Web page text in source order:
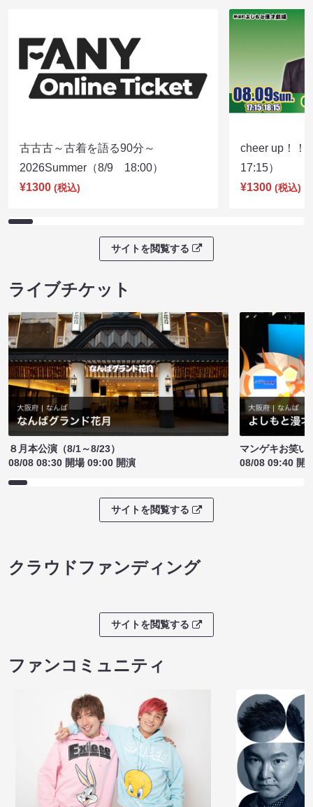
古古古～古着を語る90分～
2026Summer（8/9 18:00）
¥1300 (税込)
cheer up！
17:15）
¥1300 (税込)
サイトを閲覧する
ライブチケット
８月本公演（8/1～8/23）
08/08 08:30 開場 09:00 開演
マンゲキお笑い
08/08 09:40 開
サイトを閲覧する
クラウドファンディング
サイトを閲覧する
ファンコミュニティ